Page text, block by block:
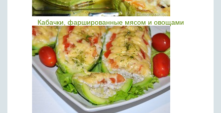
Кабачки, фаршированные мясом и овощами